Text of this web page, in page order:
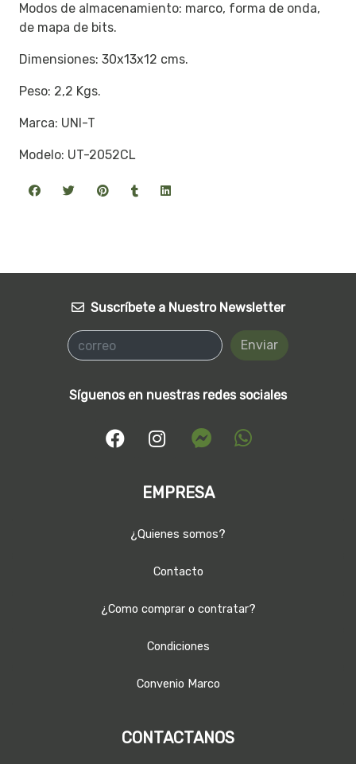
Modos de almacenamiento: marco, forma de onda,
de mapa de bits.
Dimensiones: 30x13x12 cms.
Peso: 2,2 Kgs.
Marca: UNI-T
Modelo: UT-2052CL
Suscríbete a Nuestro Newsletter
Enviar
Síguenos en nuestras redes sociales
EMPRESA
¿Quienes somos?
Contacto
¿Como comprar o contratar?
Condiciones
Convenio Marco
CONTACTANOS